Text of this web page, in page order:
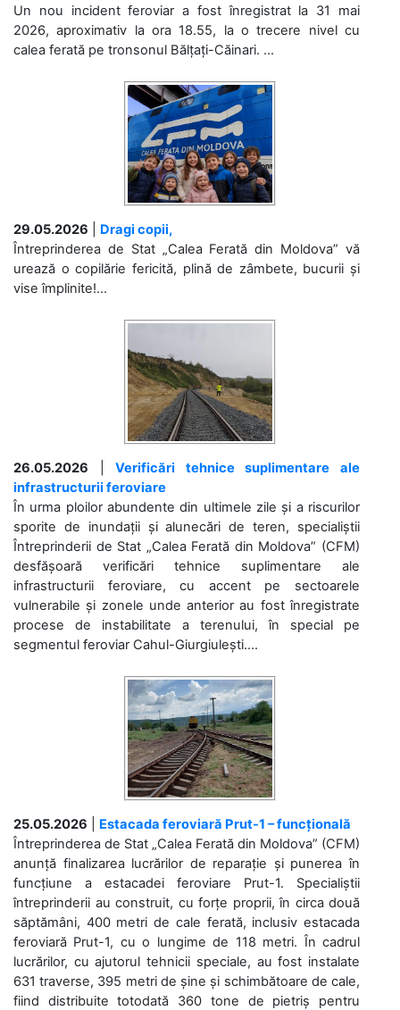
Un nou incident feroviar a fost înregistrat la 31 mai
2026, aproximativ la ora 18.55, la o trecere nivel cu
calea ferată pe tronsonul Bălțați-Căinari. ...
29.05.2026
Dragi copii,
Întreprinderea de Stat „Calea Ferată din Moldova” vă
urează o copilărie fericită, plină de zâmbete, bucurii și
vise împlinite!...
26.05.2026 |Verificări tehnice suplimentare ale
infrastructurii feroviare
În urma ploilor abundente din ultimele zile și a riscurilor
sporite de inundații și alunecări de teren, specialiștii
Întreprinderii de Stat „Calea Ferată din Moldova” (CFM)
desfășoară verificări tehnice suplimentare ale
infrastructurii feroviare, cu accent pe sectoarele
vulnerabile și zonele unde anterior au fost înregistrate
procese de instabilitate a terenului, în special pe
segmentul feroviar Cahul-Giurgiulești....
25.05.2026
Estacada feroviară Prut-1 – funcțională
Întreprinderea de Stat „Calea Ferată din Moldova” (CFM)
anunță finalizarea lucrărilor de reparație și punerea în
funcțiune a estacadei feroviare Prut-1. Specialiștii
întreprinderii au construit, cu forțe proprii, în circa două
săptămâni, 400 metri de cale ferată, inclusiv estacada
feroviară Prut-1, cu o lungime de 118 metri. În cadrul
lucrărilor, cu ajutorul tehnicii speciale, au fost instalate
631 traverse, 395 metri de șine și schimbătoare de cale,
fiind distribuite totodată 360 tone de pietriș pentru